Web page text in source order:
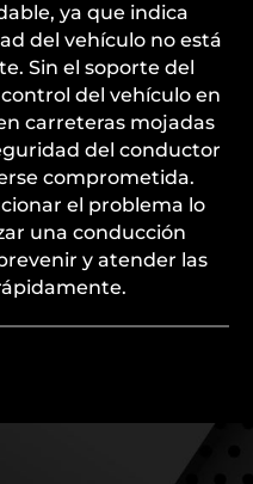
ya que indica
del vehículo no está
Sin el soporte del
del vehículo en
carreteras mojadas
del conductor
comprometida.
el problema lo
una conducción
y atender las